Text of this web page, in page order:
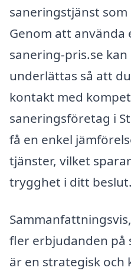
saneringstjänst
Genom att
sanering-pris.se kan
underlättas så att
kontakt med
saneringsföretag i
få en enkel
tjänster, vilket
trygghet i ditt beslut.
fler erbjudanden på
är en strategisk